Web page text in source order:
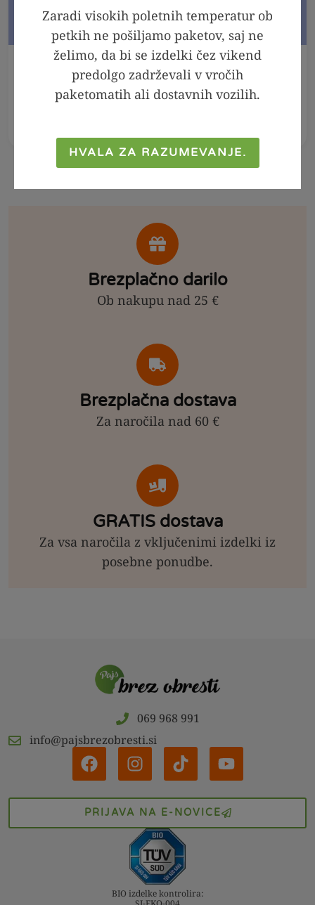
Meta - melisa sirup,
Arašidov namaz 100
Brezplačno darilo
Ob nakupu nad 25 €
Brezplačna dostava
Za naročila nad 60 €
GRATIS dostava
Za vsa naročila z vključenimi izdelki iz
posebne ponudbe.
069 968 991
info@pajsbrezobresti.si
PRIJAVA NA E-NOVICE
BIO izdelke kontrolira:
Zaradi visokih poletnih temperatur ob
petkih ne pošiljamo paketov, saj ne
želimo, da bi se izdelki čez vikend
predolgo zadrževali v vročih
paketomatih ali dostavnih vozilih.
HVALA ZA RAZUMEVANJE.